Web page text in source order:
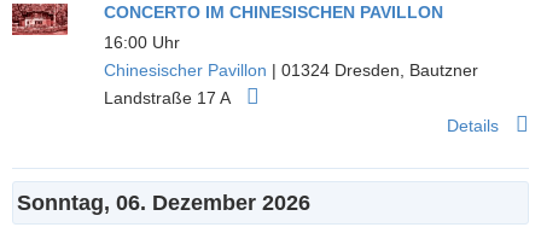
CONCERTO IM CHINESISCHEN PAVILLON
16:00 Uhr
Chinesischer Pavillon |01324 Dresden
Bautzner
Landstraße 17 A
Details
Sonntag, 06. Dezember 2026